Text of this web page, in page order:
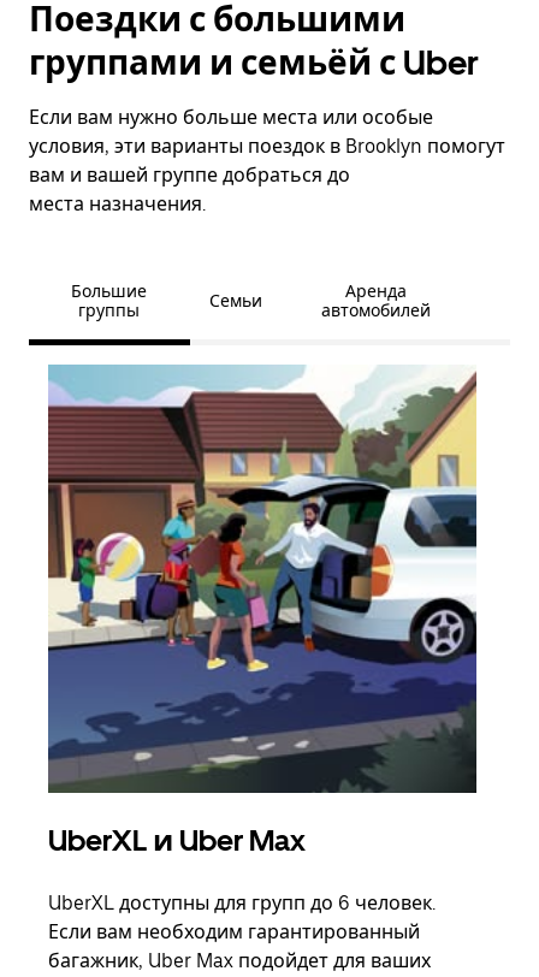
Поездки с большими
группами и семьёй с Uber
Если вам нужно больше места или особые
условия, эти варианты поездок в Brooklyn помогут
вам и вашей группе добраться до
места назначения.
Большие
группы
Семьи
Аренда
автомобилей
UberXL и Uber Max
UberXL доступны для групп до 6 человек.
Если вам необходим гарантированный
багажник, Uber Max подойдет для ваших